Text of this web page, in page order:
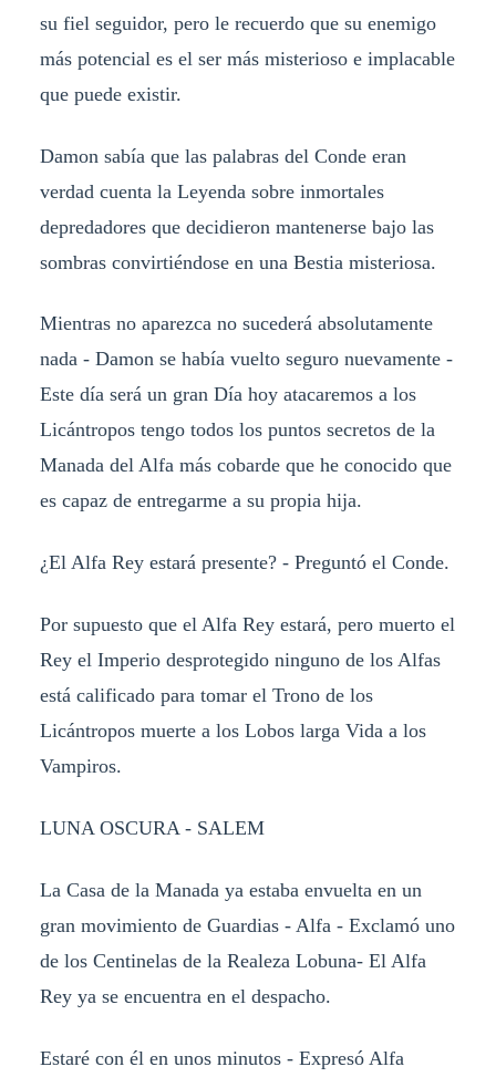
su fiel seguidor, pero le recuerdo que su enemigo
más potencial es el ser más misterioso e implacable
que puede existir.
Damon sabía que las palabras del Conde eran
verdad cuenta la Leyenda sobre inmortales
depredadores que decidieron mantenerse bajo las
sombras convirtiéndose en una Bestia misteriosa.
Mientras no aparezca no sucederá absolutamente
nada - Damon se había vuelto seguro nuevamente -
Este día será un gran Día hoy atacaremos a los
Licántropos tengo todos los puntos secretos de la
Manada del Alfa más cobarde que he conocido que
es capaz de entregarme a su propia hija.
¿El Alfa Rey estará presente? - Preguntó el Conde.
Por supuesto que el Alfa Rey estará, pero muerto el
Rey el Imperio desprotegido ninguno de los Alfas
está calificado para tomar el Trono de los
Licántropos muerte a los Lobos larga Vida a los
Vampiros.
LUNA OSCURA - SALEM
La Casa de la Manada ya estaba envuelta en un
gran movimiento de Guardias - Alfa - Exclamó uno
de los Centinelas de la Realeza Lobuna- El Alfa
Rey ya se encuentra en el despacho.
Estaré con él en unos minutos - Expresó Alfa